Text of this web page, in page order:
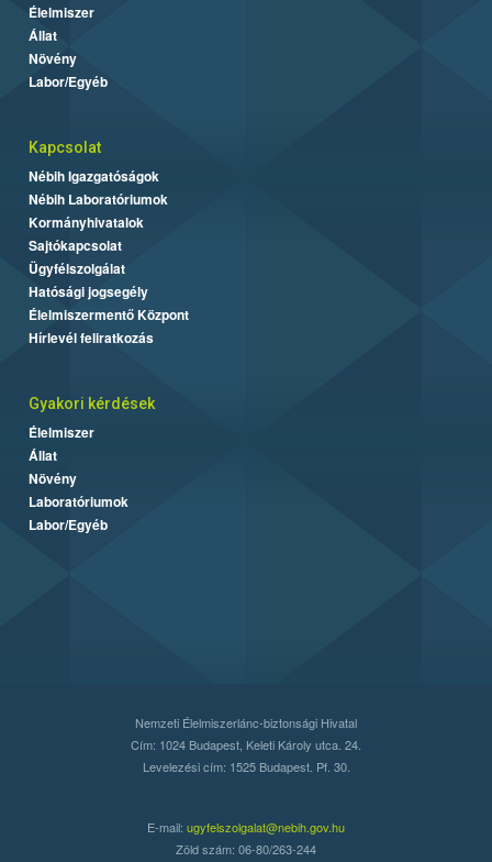
Élelmiszer
Állat
Növény
Labor/Egyéb
Kapcsolat
Nébih Igazgatóságok
Nébih Laboratóriumok
Kormányhivatalok
Sajtókapcsolat
Ügyfélszolgálat
Hatósági jogsegély
Élelmiszermentő Központ
Hírlevél feliratkozás
Gyakori kérdések
Élelmiszer
Állat
Növény
Laboratóriumok
Labor/Egyéb
Nemzeti Élelmiszerlánc-biztonsági Hivatal
Cím: 1024 Budapest, Keleti Károly utca. 24.
Levelezési cím: 1525 Budapest. Pf. 30.
E-mail: ugyfelszolgalat@nebih.gov.hu
Zöld szám: 06-80/263-244